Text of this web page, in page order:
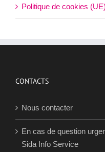
Politique de cookies (UE)
CONTACTS
Nous contacter
En cas de question
Sida Info Service